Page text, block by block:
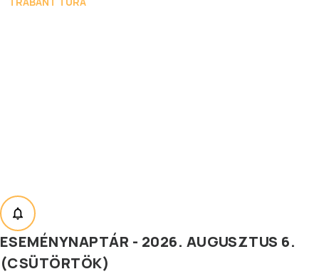
ESEMÉNYNAPTÁR - 2026. AUGUSZTUS 6.
(CSÜTÖRTÖK)